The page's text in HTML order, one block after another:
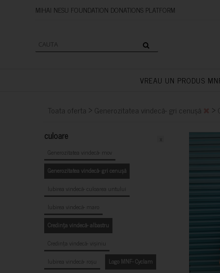
MIHAI NESU FOUNDATION
VREAU UN PRODUS
Toata oferta > Generozitatea vindecă- gri cenușă >
culoare
Generozitatea vindecă- mov
Generozitatea vindecă- gri cenușă
Iubirea vindecă- culoarea untului
Iubirea vindecă- maro
Credința vindecă- albastru
Credința vindecă- vișiniu
Iubirea vindecă- roșu
Logo MNF- Cyclam